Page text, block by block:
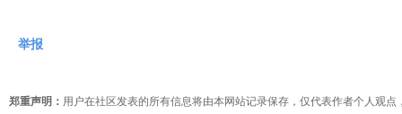
举报
郑重声明： 用户在社区发表的所有信息将由本网站记录保存，仅代表作者个人观